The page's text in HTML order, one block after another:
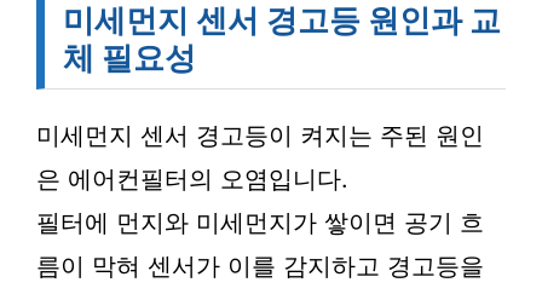
미세먼지 센서 경고등 원인과 교
체 필요성
미세먼지 센서 경고등이 켜지는 주된 원인
은 에어컨필터의 오염입니다.
필터에 먼지와 미세먼지가 쌓이면 공기 흐
름이 막혀 센서가 이를 감지하고 경고등을